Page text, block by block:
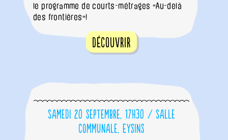
le programme de courts-métrages «Au-delà
des frontières»!
Découvrir
Samedi 20 septembre, 17h30 / Salle
communale, Eysins